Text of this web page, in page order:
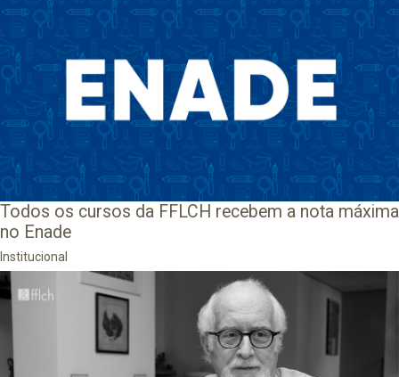
Todos os cursos da FFLCH recebem a nota máxima
no Enade
Institucional